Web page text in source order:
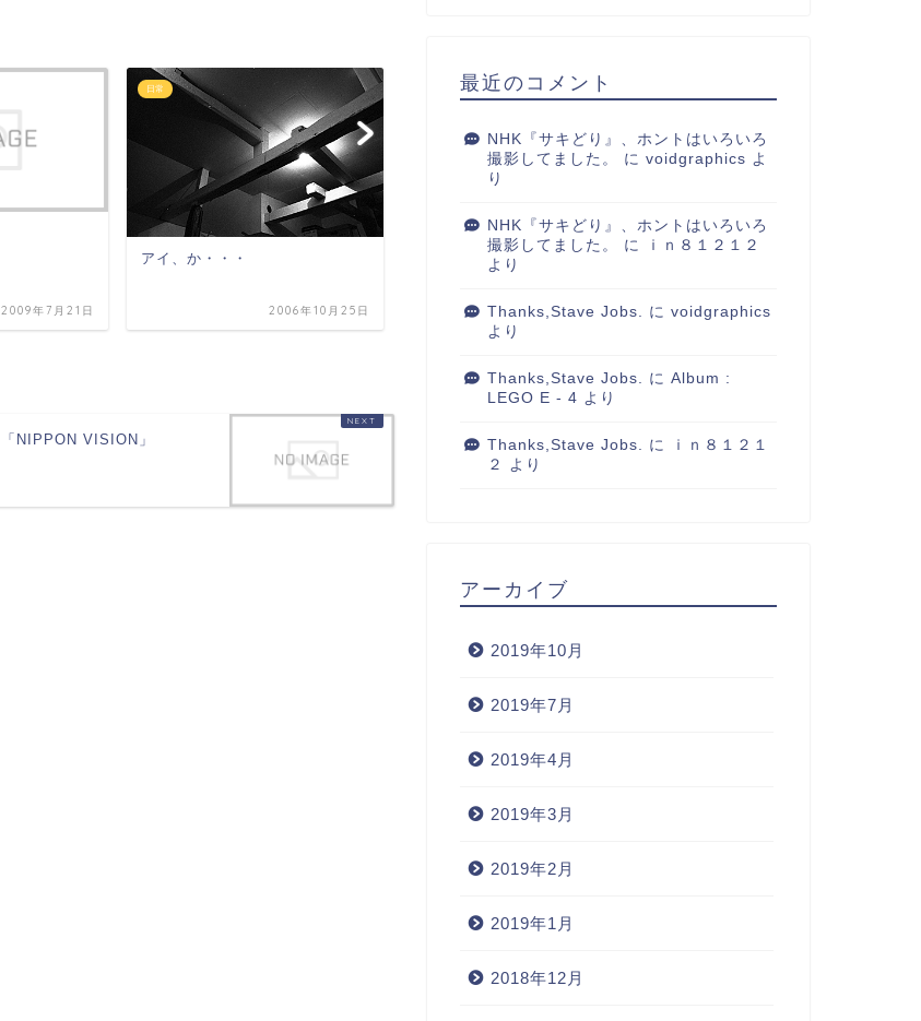
2009年7月21日
日常
アイ、か・・・
2006年10月25日
マッチョ系料理番組！？
2006年4月24日
「mt」
「NIPPON VISION」
最近のコメント
NHK『サキどり』、ホントはいろいろ
撮影してました。
に voidgraphics よ
り
NHK『サキどり』、ホントはいろいろ
撮影してました。
に
ｉｎ８１２１２
より
Thanks,Stave Jobs. に voidgraphics
より
Thanks,Stave Jobs. に Album :
LEGO E - 4 より
Thanks,Stave Jobs. に
ｉｎ８１２１
２
より
アーカイブ
2019年10月
2019年7月
2019年4月
2019年3月
2019年2月
2019年1月
2018年12月